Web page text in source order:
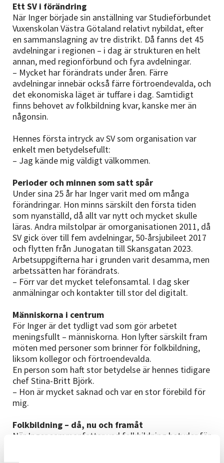
Ett SV i förändring
När Inger började sin anställning var Studieförbundet
Vuxenskolan Västra Götaland relativt nybildat, efter
en sammanslagning av tre distrikt. Då fanns det 45
avdelningar i regionen – i dag är strukturen en helt
annan, med regionförbund och fyra avdelningar.
– Mycket har förändrats under åren. Färre
avdelningar innebär också färre förtroendevalda, och
det ekonomiska läget är tuffare i dag. Samtidigt
finns behovet av folkbildning kvar, kanske mer än
någonsin.
Hennes första intryck av SV som organisation var
enkelt men betydelsefullt:
– Jag kände mig väldigt välkommen.
Perioder och minnen som satt spår
Under sina 25 år har Inger varit med om många
förändringar. Hon minns särskilt den första tiden
som nyanställd, då allt var nytt och mycket skulle
läras. Andra milstolpar är omorganisationen 2011, då
SV gick över till fem avdelningar, 50-årsjubileet 2017
och flytten från Junogatan till Skansgatan 2023.
Arbetsuppgifterna har i grunden varit desamma, men
arbetssätten har förändrats.
– Förr var det mycket telefonsamtal. I dag sker
anmälningar och kontakter till stor del digitalt.
Människorna i centrum
För Inger är det tydligt vad som gör arbetet
meningsfullt – människorna. Hon lyfter särskilt fram
möten med personer som brinner för folkbildning,
liksom kollegor och förtroendevalda.
En person som haft stor betydelse är hennes tidigare
chef Stina-Britt Björk.
– Hon är mycket saknad och var en stor förebild för
mig.
Folkbildning – då, nu och framåt
När Inger sammanfattar vad folkbildning betyder för